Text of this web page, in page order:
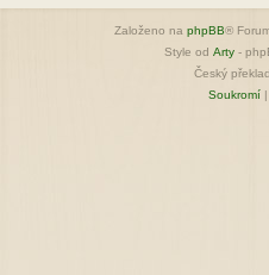
Založeno na phpBB®
Style od Arty -
Český
Soukromí|